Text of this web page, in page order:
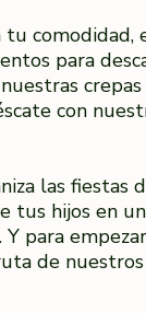
tu comodidad,
para
con
las fiestas
tus hijos en
para
de